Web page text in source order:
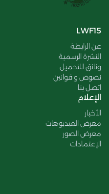
LWF15
عن الرابطة
النشرة الرسمية
وثائق للتحميل
نصوص و قوانين
اتصل بنا
الإعلام
الأخبار
معرض الفيديوهات
معرض الصور
الإعتمادات